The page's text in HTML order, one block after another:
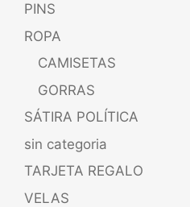
PINS
ROPA
CAMISETAS
GORRAS
SÁTIRA POLÍTICA
sin categoria
TARJETA REGALO
VELAS